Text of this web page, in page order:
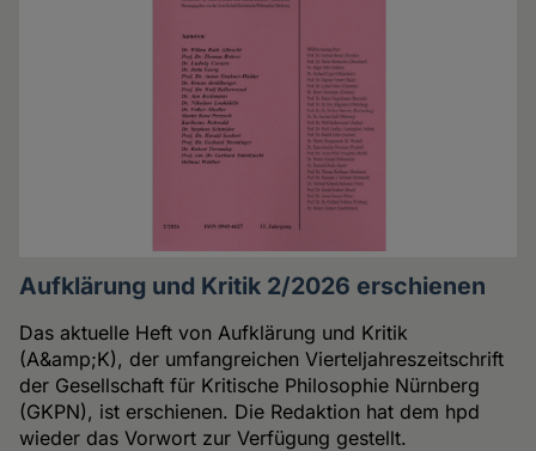
Aufklärung und Kritik 2/2026 erschienen
Das aktuelle Heft von Aufklärung und Kritik
(A&amp;K), der umfangreichen Vierteljahreszeitschrift
der Gesellschaft für Kritische Philosophie Nürnberg
(GKPN), ist erschienen. Die Redaktion hat dem hpd
wieder das Vorwort zur Verfügung gestellt.